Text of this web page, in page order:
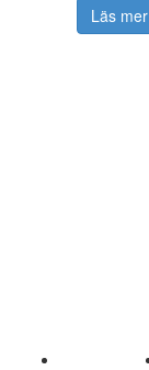
Läs mer